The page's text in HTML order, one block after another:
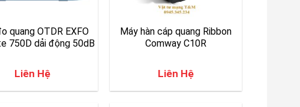
quang OTDR EXFO
750D dải động 50dB
Liên Hệ
Máy hàn cáp quang Ribbon
Comway C10R
Liên Hệ